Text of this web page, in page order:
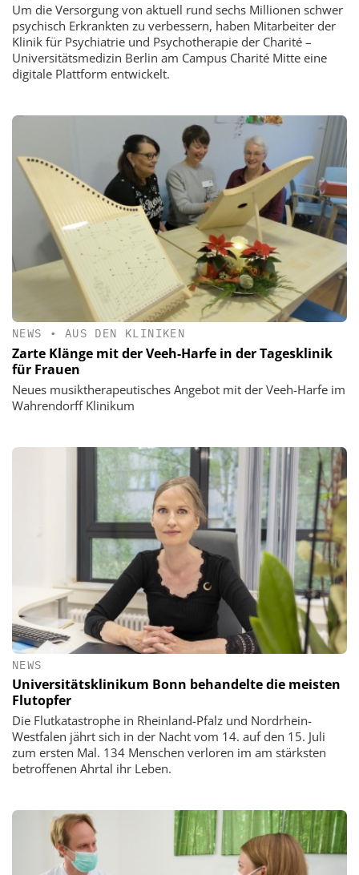
Um die Versorgung von aktuell rund sechs Millionen schwer
psychisch Erkrankten zu verbessern, haben Mitarbeiter der
Klinik für Psychiatrie und Psychotherapie der Charité –
Universitätsmedizin Berlin am Campus Charité Mitte eine
digitale Plattform entwickelt.
NEWS • AUS DEN KLINIKEN
Zarte Klänge mit der Veeh-Harfe in der Tagesklinik
für Frauen
Neues musiktherapeutisches Angebot mit der Veeh-Harfe im
Wahrendorff Klinikum
NEWS
Universitätsklinikum Bonn behandelte die meisten
Flutopfer
Die Flutkatastrophe in Rheinland-Pfalz und Nordrhein-
Westfalen jährt sich in der Nacht vom 14. auf den 15. Juli
zum ersten Mal. 134 Menschen verloren im am stärksten
betroffenen Ahrtal ihr Leben.